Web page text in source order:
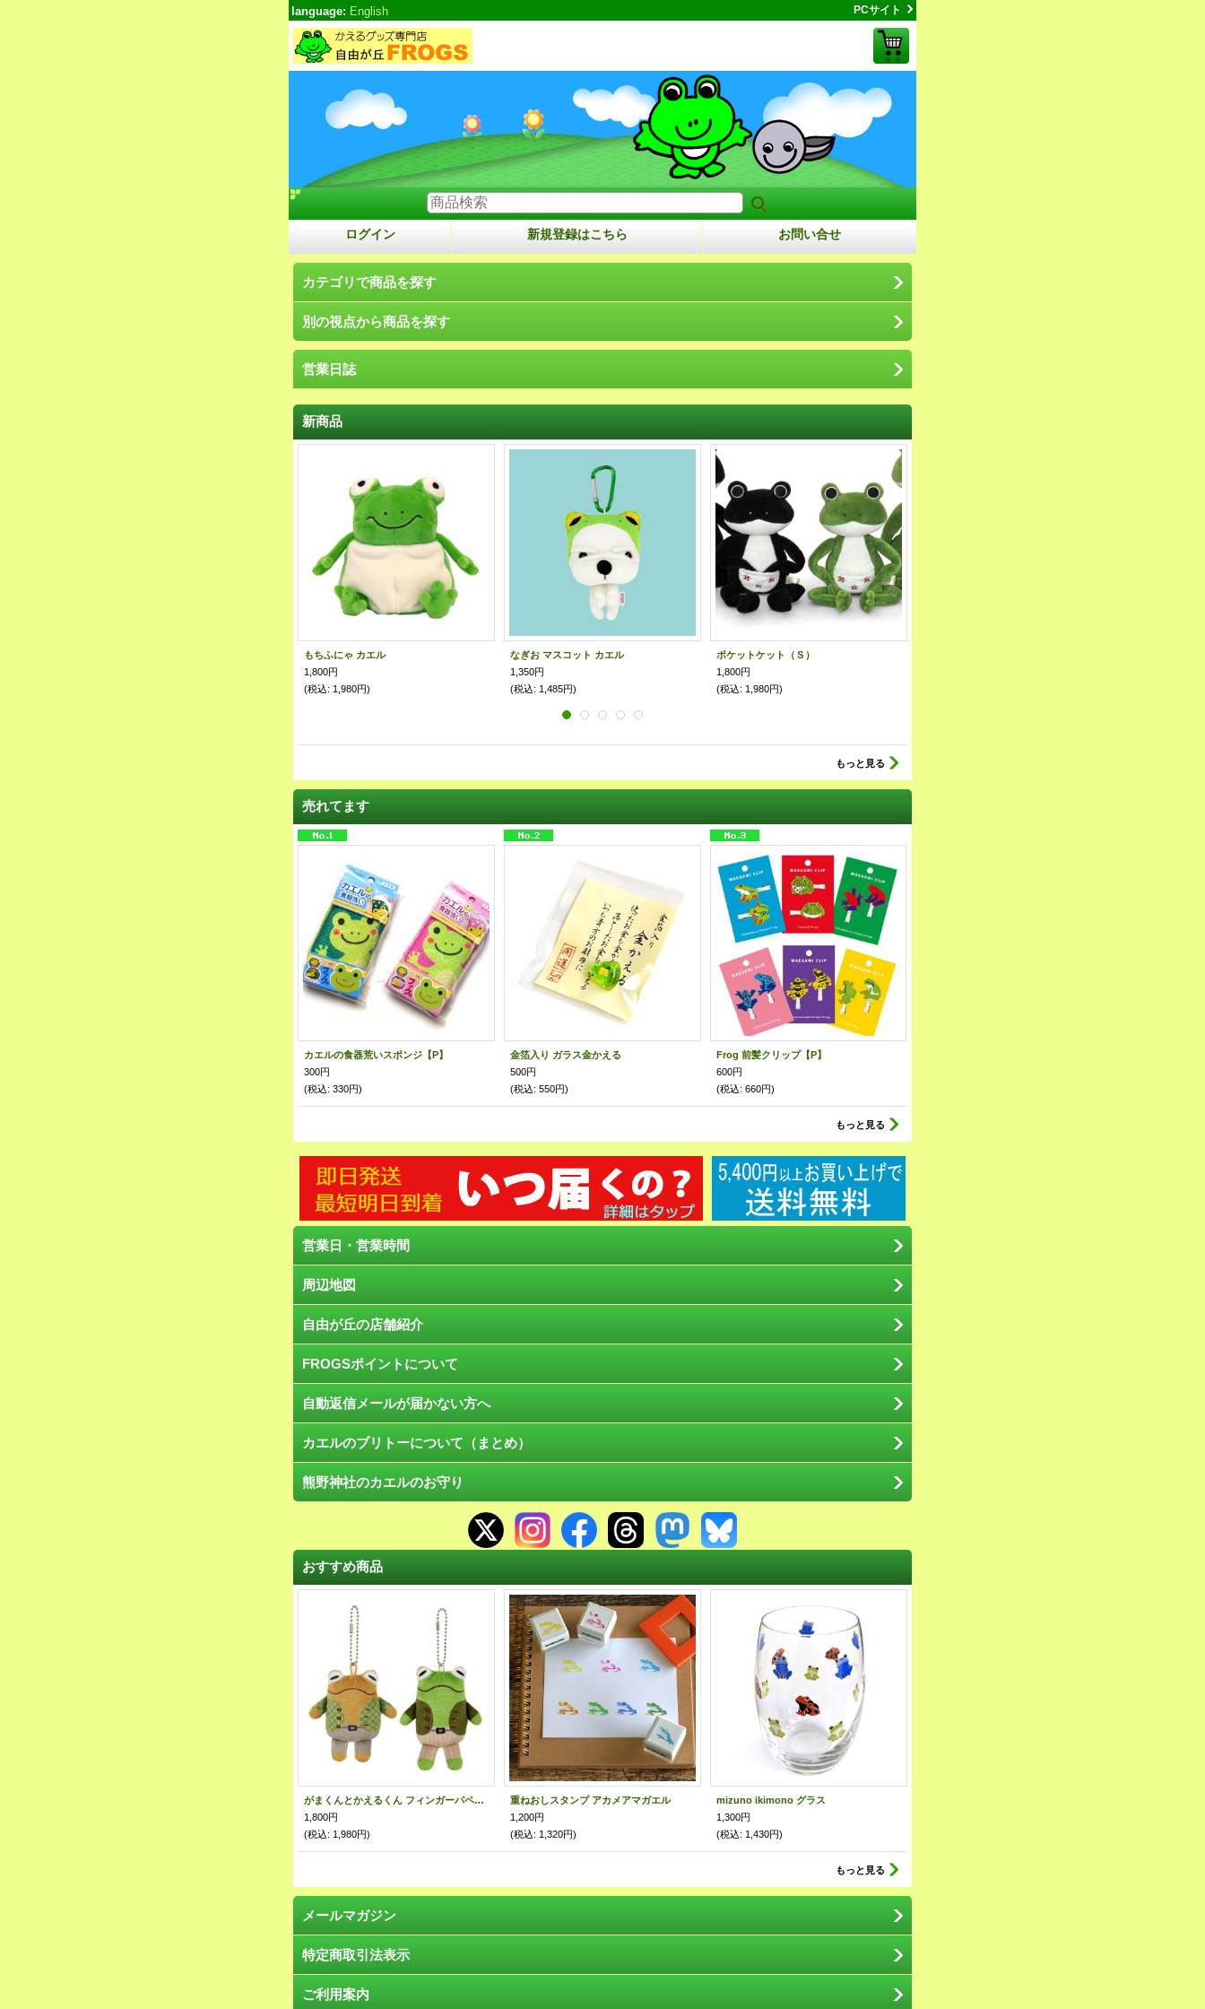
language: English PCサイト
ログイン 新規登録はこちら お問い合せ
カテゴリで商品を探す
別の視点から商品を探す
営業日誌
新商品
もちふにゃ カエル
1,800円
(税込: 1,980円)
なぎお マスコット カエル
1,350円
(税込: 1,485円)
ポケットケット（Ｓ）
1,800円
(税込: 1,980円)
もっと見る
売れてます
カエルの食器荒いスポンジ【P】
300円
(税込: 330円)
金箔入り ガラス金かえる
500円
(税込: 550円)
Frog 前髪クリップ【P】
600円
(税込: 660円)
もっと見る
営業日・営業時間
周辺地図
自由が丘の店舗紹介
FROGSポイントについて
自動返信メールが届かない方へ
カエルのブリトーについて（まとめ）
熊野神社のカエルのお守り
おすすめ商品
がまくんとかえるくん フィンガーパペット
1,800円
(税込: 1,980円)
重ねおしスタンプ アカメアマガエル
1,200円
(税込: 1,320円)
mizuno ikimono グラス
1,300円
(税込: 1,430円)
もっと見る
メールマガジン
特定商取引法表示
ご利用案内